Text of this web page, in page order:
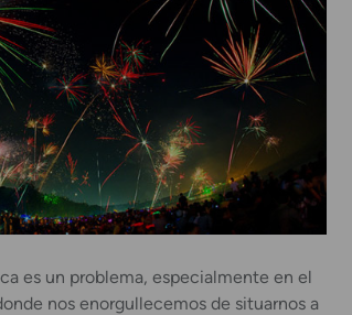
es un problema, especialmente en el
nos enorgullecemos de situarnos a